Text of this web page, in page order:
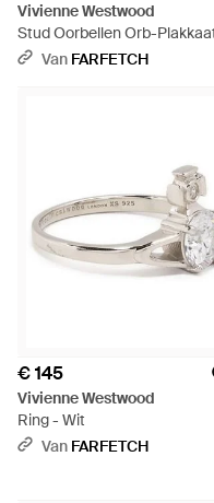
Vivienne Westwood
Stud Oorbellen Orb-
Metallic
Van FARFETCH
€ 145
Vivienne Westwood
Ring - Wit
Van FARFETCH